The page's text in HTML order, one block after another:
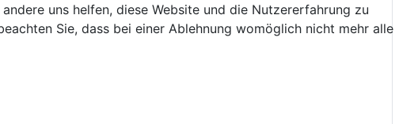
uns helfen, diese Website und die Nutzererfahrung zu
Sie, dass bei einer Ablehnung womöglich nicht mehr alle